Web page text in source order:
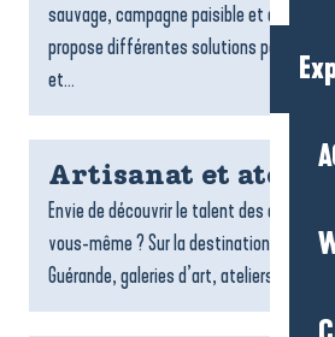
sauvage, campagne paisible et douceur
propose différentes solutions pour
et...
Artisanat et
Envie de découvrir le talent des artisans
vous-même ? Sur la destination La
Guérande, galeries d’art, ateliers et